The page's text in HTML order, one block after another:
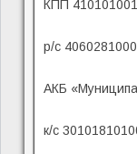
КПП 410101001
р/с
АКБ
к/с